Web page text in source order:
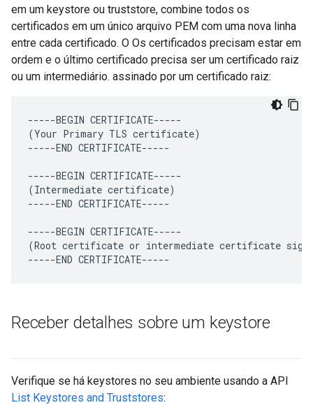
em um keystore ou truststore, combine todos os
certificados em um único arquivo PEM com uma nova linha
entre cada certificado. O Os certificados precisam estar em
ordem e o último certificado precisa ser um certificado raiz
ou um intermediário. assinado por um certificado raiz:
-----BEGIN CERTIFICATE-----
(Your Primary TLS certificate)
-----END CERTIFICATE-----
-----BEGIN CERTIFICATE-----
(Intermediate certificate)
-----END CERTIFICATE-----
-----BEGIN CERTIFICATE-----
(Root certificate or intermediate certificate
-----END CERTIFICATE-----
Receber detalhes sobre um keystore
Verifique se há keystores no seu ambiente usando a API
List Keystores and Truststores: